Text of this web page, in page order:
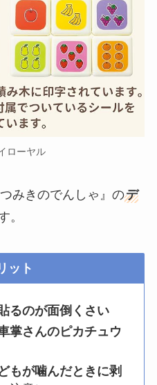
ローヤル
みきのでんしゃ』のデ
。
ット
るのが面倒くさい
掌さんのピカチュウ
もが噛んだときに剥